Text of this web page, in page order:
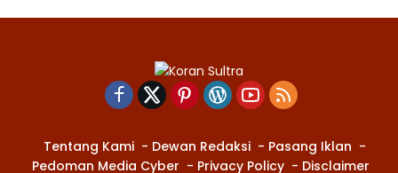
Tentang Kami Dewan Redaksi
Pasang Iklan
Pedoman Media Cyber
Privacy Policy Disclaimer